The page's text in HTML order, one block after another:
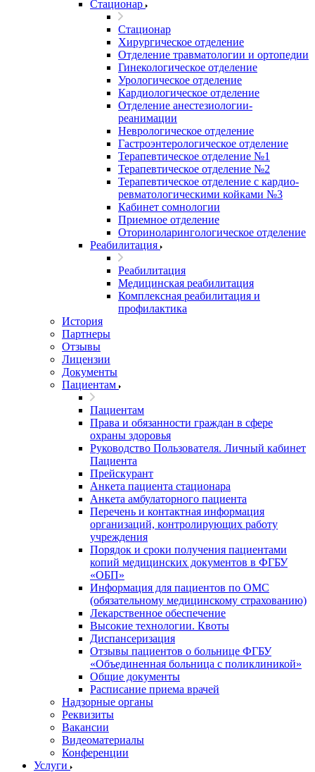
Стационар
Стационар
Хирургическое отделение
Отделение травматологии и ортопедии
Гинекологическое отделение
Урологическое отделение
Кардиологическое отделение
Отделение анестезиологии-
реанимации
Неврологическое отделение
Гастроэнтерологическое отделение
Терапевтическое отделение №1
Терапевтическое отделение №2
Терапевтическое отделение с кардио-
ревматологическими койками №3
Кабинет сомнологии
Приемное отделение
Оториноларингологическое отделение
Реабилитация
Реабилитация
Медицинская реабилитация
Комплексная реабилитация и
профилактика
История
Партнеры
Отзывы
Лицензии
Документы
Пациентам
Пациентам
Права и обязанности граждан в сфере
охраны здоровья
Руководство Пользователя. Личный кабинет
Пациента
Прейскурант
Анкета пациента стационара
Анкета амбулаторного пациента
Перечень и контактная информация
организаций, контролирующих работу
учреждения
Порядок и сроки получения пациентами
копий медицинских документов в ФГБУ
«ОБП»
Информация для пациентов по ОМС
(обязательному медицинскому страхованию)
Лекарственное обеспечение
Высокие технологии. Квоты
Диспансеризация
Отзывы пациентов о больнице ФГБУ
«Объединенная больница с поликлиникой»
Общие документы
Расписание приема врачей
Надзорные органы
Реквизиты
Вакансии
Видеоматериалы
Конференции
Услуги